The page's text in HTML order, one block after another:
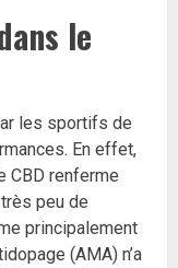
le
les sportifs de
En effet,
CBD renferme
peu de
principalement
(AMA) n’a